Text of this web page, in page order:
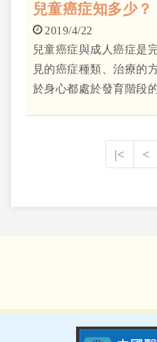
學兒童醫院尋求協助。
兒童癌症知多少？
2019/4/22
兒童癌症與成人癌症是
見的癌症種類、治療的
於身心都處於發育階段
|< <